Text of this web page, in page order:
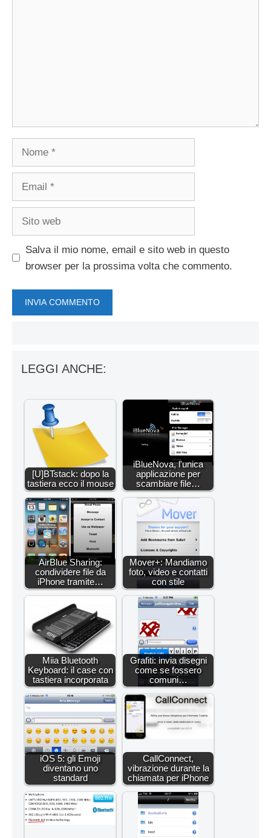
Nome
Email
Sito
Salva il mio nome, email e sito web in questo
browser per la prossima volta che commento.
LEGGI ANCHE:
[U]BTstack: dopo la
tastiera ecco il mouse
iBlueNova, l'unica
applicazione per
scambiare file…
AirBlue Sharing:
condividere file da
iPhone tramite…
Mover+: Mandiamo
foto, video e contatti
con stile
Miia Bluetooth
Keyboard: il case con
tastiera incorporata
Grafiti: invia disegni
come se fossero
comuni…
iOS 5: gli Emoji
diventano uno
standard
CallConnect,
vibrazione durante la
chiamata per iPhone